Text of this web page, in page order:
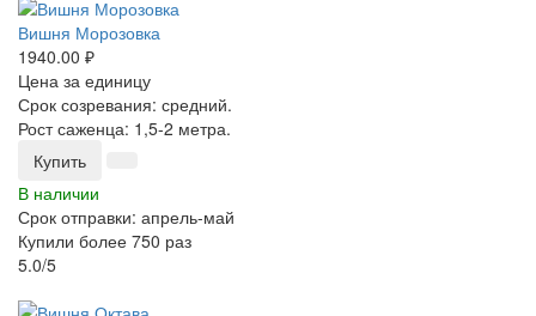
Вишня Морозовка
1940.00 ₽
Цена за единицу
Срок созревания: средний.
Рост саженца: 1,5-2 метра.
Купить
В наличии
Срок отправки: апрель-май
Купили более 750 раз
5.0/5